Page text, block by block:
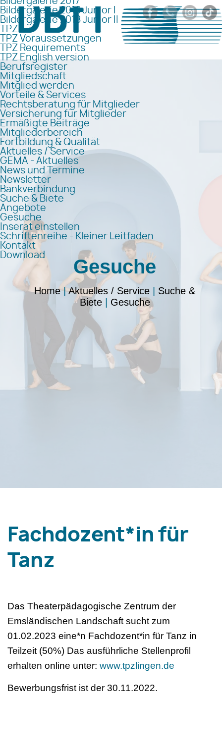
Bildergalerie 2018 Junior I
Bildergalerie 2018 Junior II
TPZ
TPZ Voraussetzungen
TPZ Requirements
TPZ English version
Berufsregister
Mitgliedschaft
Mitglied werden
Vorteile & Services
Rechtsberatung für Mitglieder
Versicherung für Mitglieder
Ermäßigte Beiträge
Mitgliederbereich
Fortbildung & Qualität
Aktuelles / Service
GEMA - Aktuelles
News und Termine
Newsletter
Bankverbindung
Suche & Biete
Angebote
Gesuche
Inserat einstellen
Schriftenreihe - Kleiner Leitfaden
Kontakt
Download
Gesuche
Home|Aktuelles / Service | Suche &
Biete| Gesuche
Fachdozent*in für
Tanz
Das Theaterpädagogische Zentrum der
Emsländischen Landschaft sucht zum
01.02.2023 eine*n Fachdozent*in für Tanz in
Teilzeit (50%) Das ausführliche Stellenprofil
erhalten online unter: www.tpzlingen.de
Bewerbungsfrist ist der 30.11.2022.